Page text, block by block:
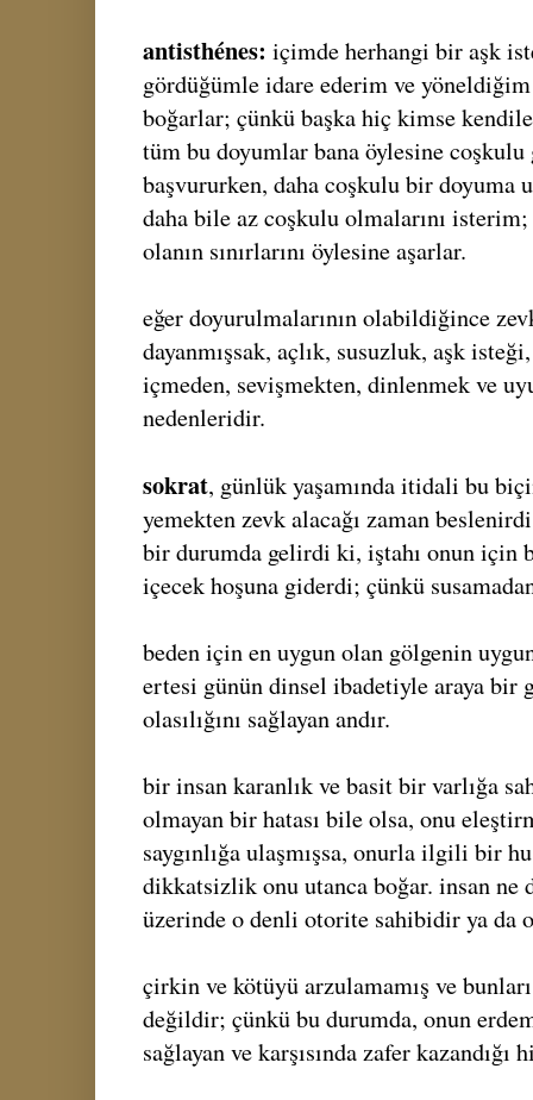
antisthénes: içimde herhangi bir aşk
gördüğümle idare ederim ve
boğarlar; çünkü başka hiç kimse
tüm bu doyumlar bana öylesine
başvururken, daha coşkulu bir doyuma
daha bile az coşkulu olmalarını
olanın sınırlarını öylesine aşarlar.
eğer doyurulmalarının olabildiğince
dayanmışsak, açlık, susuzluk, aşk
içmeden, sevişmekten, dinlenmek ve
nedenleridir.
sokrat, günlük yaşamında itidali bu
yemekten zevk alacağı zaman
bir durumda gelirdi ki, iştahı onun için
içecek hoşuna giderdi; çünkü
beden için en uygun olan gölgenin
ertesi günün dinsel ibadetiyle araya bir
olasılığını sağlayan andır.
bir insan karanlık ve basit bir varlığa
olmayan bir hatası bile olsa, onu
saygınlığa ulaşmışsa, onurla ilgili bir
dikkatsizlik onu utanca boğar. insan ne
üzerinde o denli otorite sahibidir ya da
çirkin ve kötüyü arzulamamış ve
değildir; çünkü bu durumda, onun
sağlayan ve karşısında zafer kazandığı